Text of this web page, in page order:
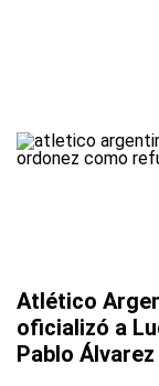
Atlético
oficializó a
Pablo